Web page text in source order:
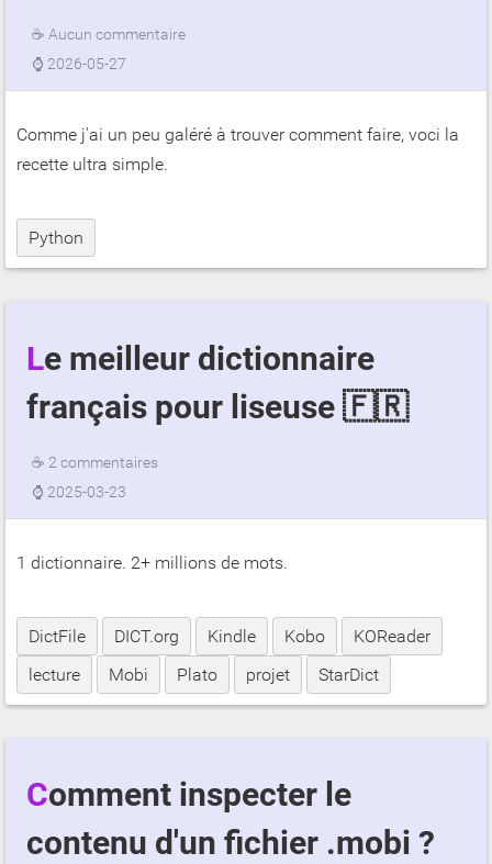
☕ Aucun commentaire
⌚ 2026-05-27
Comme j'ai un peu galéré à trouver comment faire, voci la
recette ultra simple.
Python
Le meilleur dictionnaire
français pour liseuse 🇫🇷
☕ 2 commentaires
⌚ 2025-03-23
1 dictionnaire. 2+ millions de mots.
DictFile DICT.org Kindle Kobo
KOReader
lecture
Mobi Plato projet StarDict
Comment inspecter le
contenu d'un fichier .mobi ?